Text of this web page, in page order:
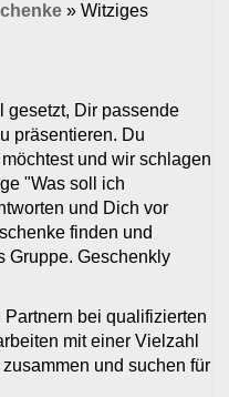
» Witziges
gesetzt, Dir passende
präsentieren. Du
und wir schlagen
"Was soll ich
und Dich vor
finden und
Gruppe. Geschenkly
bei qualifizierten
mit einer Vielzahl
und suchen für